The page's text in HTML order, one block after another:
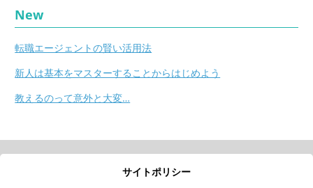
New
転職エージェントの賢い活用法
新人は基本をマスターすることからはじめよう
教えるのって意外と大変…
サイトポリシー